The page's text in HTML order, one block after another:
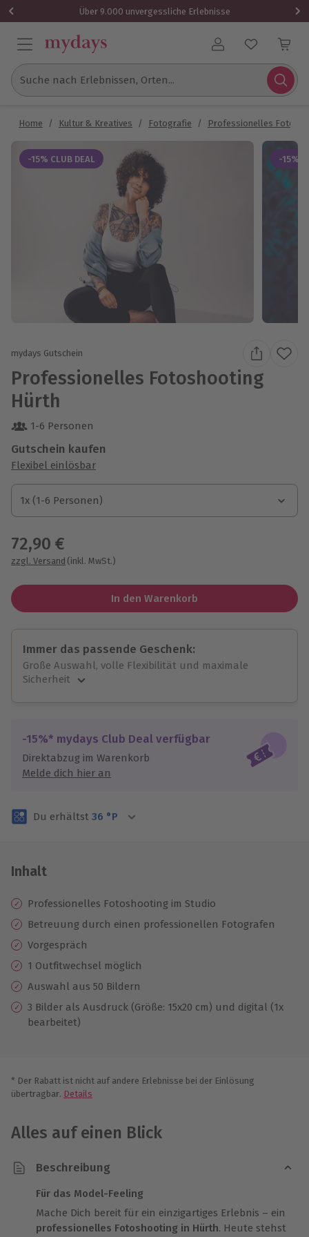
Über 9.000 unvergessliche Erlebnisse
Benutzerkonto
Suche nach Erlebnissen, Orten...
Home / Kultur & Kreatives / Fotografie / Professionelles
-15% CLUB DEAL -15%
mydays Gutschein
Professionelles Fotoshooting
Hürth
1-6 Personen
Gutschein kaufen
Flexibel einlösbar
1x (1-6 Personen)
1x (1-6 Personen)
1x (1-6 Personen)
72,90 €
zzgl. Versand (inkl. MwSt.)
In den Warenkorb
Immer das passende Geschenk:
Große Auswahl, volle Flexibilität und maximale
Sicherheit
Jeder Gutschein für alle Erlebnisse einlösbar.
Maximale Sicherheit
3 Jahre gültig & verlängerbar.
-15%* mydays Club Deal verfügbar
Direktabzug im Warenkorb
Melde dich hier an
Du erhältst 36 °P
Inhalt
Professionelles Fotoshooting im Studio
Betreuung durch einen professionellen Fotografen
Vorgespräch
1 Outfitwechsel möglich
Auswahl aus 50 Bildern
3 Bilder als Ausdruck (Größe: 15x20 cm) und digital (1x
bearbeitet)
* Der Rabatt ist nicht auf andere Erlebnisse bei der Einlösung
übertragbar. Details
Alles auf einen Blick
Beschreibung
Für das Model-Feeling
Mache Dich bereit für ein einzigartiges Erlebnis – ein
professionelles Fotoshooting in Hürth. Heute stehst